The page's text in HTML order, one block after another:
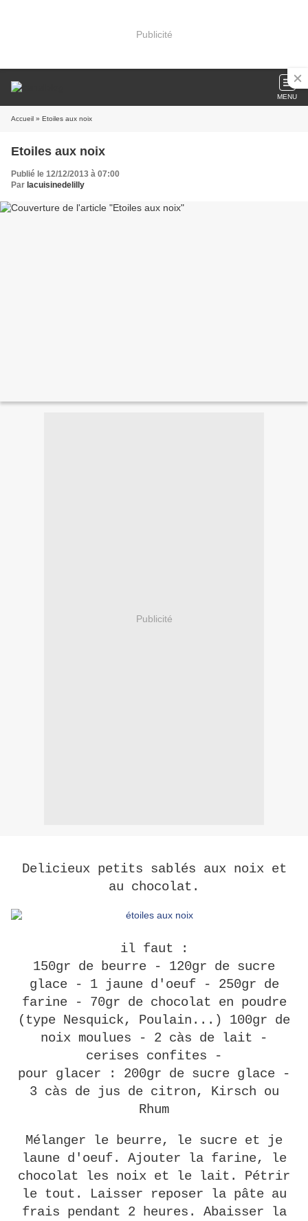
Publicité
MENU
Accueil » Etoiles aux noix
Etoiles aux noix
Publié le 12/12/2013 à 07:00
Par lacuisinedelilly
Publicité
Delicieux petits sablés aux noix et
au chocolat.
il faut :
150gr de beurre - 120gr de sucre
glace - 1 jaune d'oeuf - 250gr de
farine - 70gr de chocolat en poudre
(type Nesquick, Poulain...) 100gr de
noix moulues - 2 càs de lait -
cerises confites -
pour glacer : 200gr de sucre glace -
3 càs de jus de citron, Kirsch ou
Rhum
Mélanger le beurre, le sucre et je
laune d'oeuf. Ajouter la farine, le
chocolat les noix et le lait. Pétrir
le tout. Laisser reposer la pâte au
frais pendant 2 heures. Abaisser la